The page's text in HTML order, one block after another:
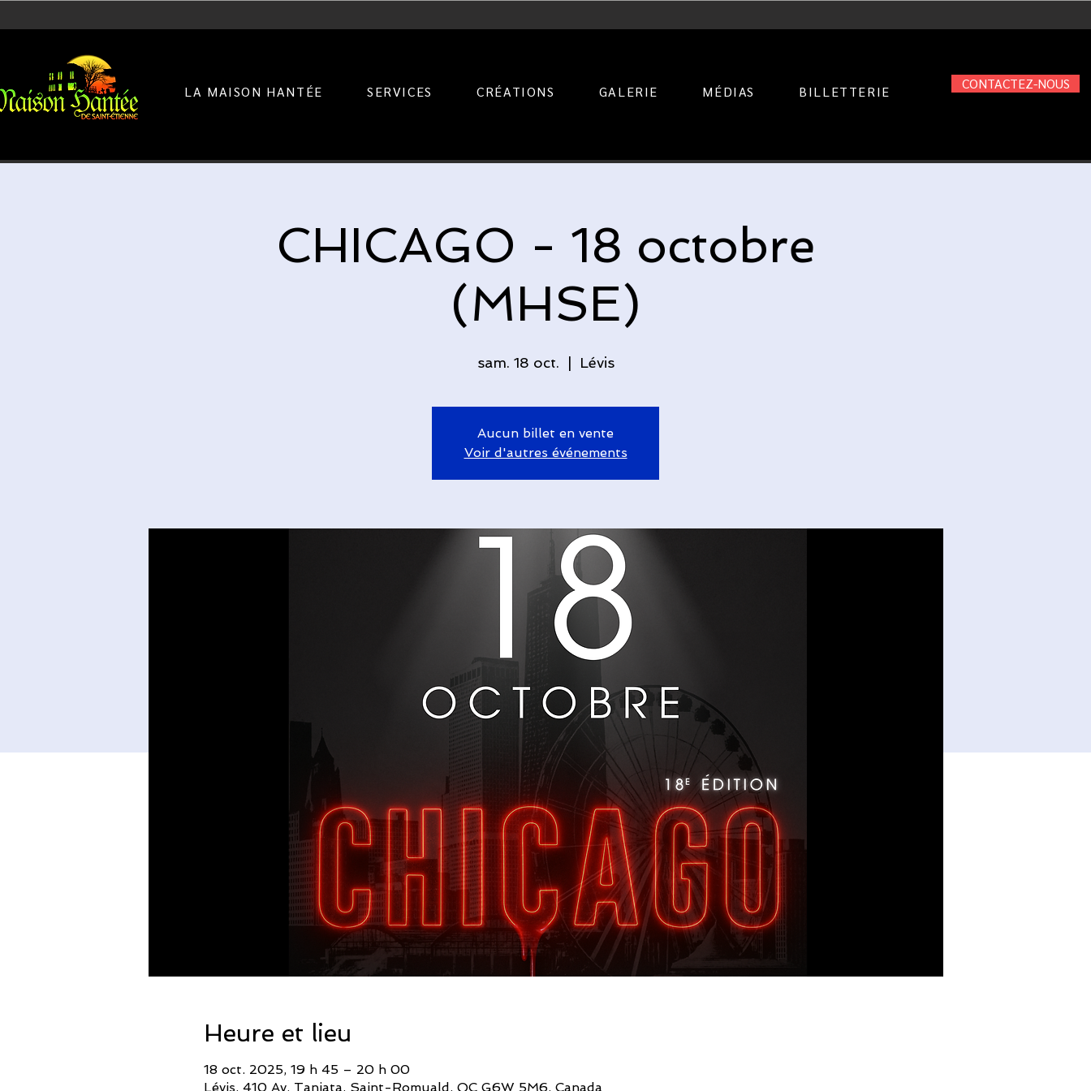
LA MAISON HANTÉE SERVICES CRÉATIONS GALERIE MÉDIAS BILLETTERIE CONTACTEZ-NOUS
CHICAGO - 18 octobre
(MHSE)
sam. 18 oct.
  |
Lévis
Aucun billet en vente
Voir d'autres événements
Heure et lieu
18 oct. 2025, 19 h 45 – 20 h 00
Lévis, 410 Av. Taniata, Saint-Romuald, QC G6W 5M6, Canada